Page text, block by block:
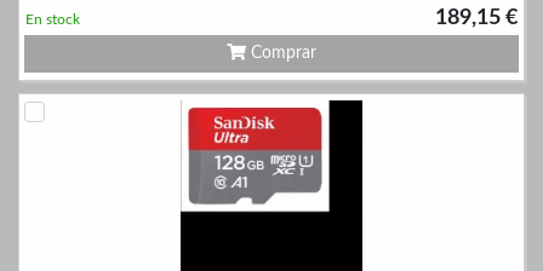
189,15 €
En stock
Comprar